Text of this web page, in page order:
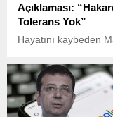
Açıklaması:
Tolerans Yok”
Hayatını kaybeden
Başkanı Ferdi
Nehir Zeyrek, sosyal
medyada kendisine
yapılan hakaret ve